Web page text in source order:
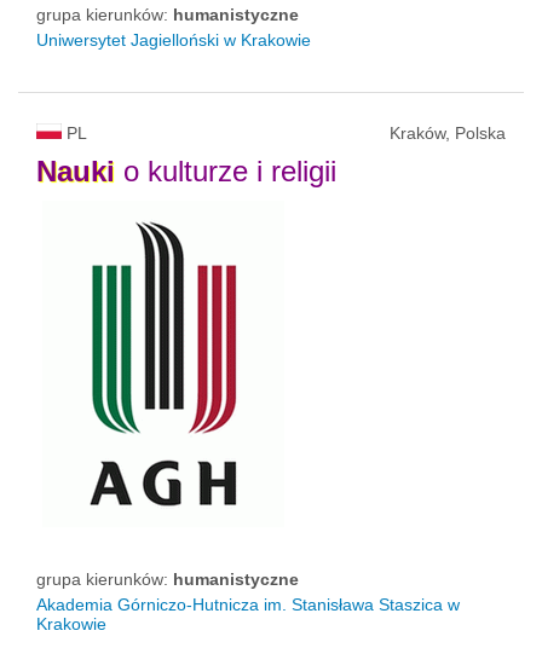
grupa kierunków: humanistyczne
Uniwersytet Jagielloński w Krakowie
PL Kraków, Polska
Nauki o kulturze i religii
grupa kierunków: humanistyczne
Akademia Górniczo-Hutnicza im. Stanisława Staszica w
Krakowie